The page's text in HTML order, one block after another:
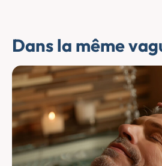
Dans la même